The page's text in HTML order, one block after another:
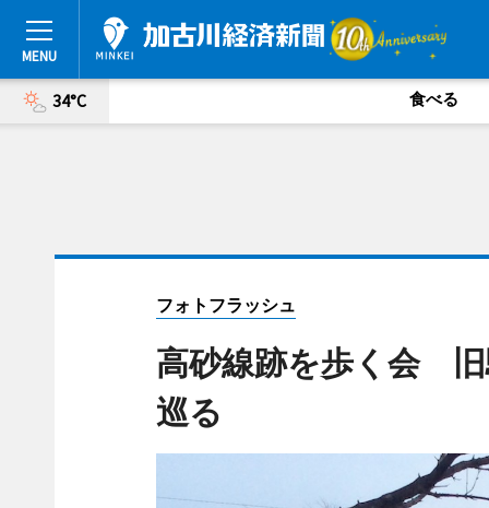
34°C 食べる
フォトフラッシュ
高砂線跡を歩く会 旧
巡る